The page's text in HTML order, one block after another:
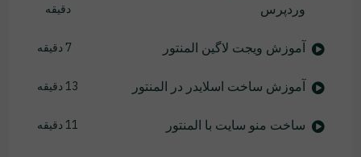
وردپرس
دقیقه
آموزش ویجت لاگین المنتور 7 دقیقه
آموزش ساخت اسلایدر در المنتور 13 دقیقه
ساخت منو سایت با المنتور 11 دقیقه